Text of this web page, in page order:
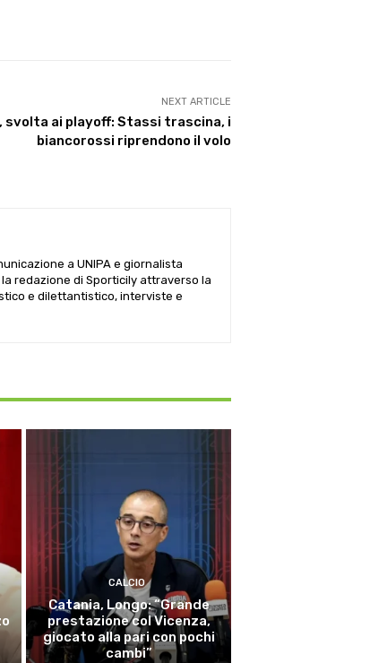
NEXT ARTICLE
svolta ai playoff: Stassi trascina, i
biancorossi riprendono il volo
a UNIPA e giornalista
redazione di Sporticily attraverso la
e dilettantistico, interviste e
CALCIO
Catania, Longo: “Grande
prestazione col Vicenza,
giocato alla pari con pochi
cambi”